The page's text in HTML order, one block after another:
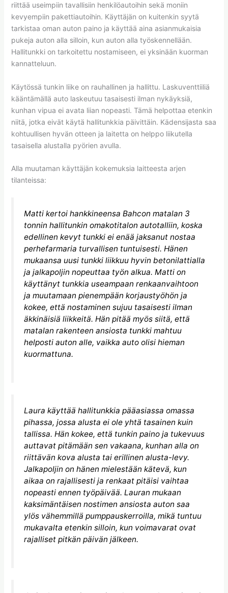
riittää useimpiin tavallisiin henkilöautoihin sekä moniin
kevyempiin pakettiautoihin. Käyttäjän on kuitenkin syytä
tarkistaa oman auton paino ja käyttää aina asianmukaisia
pukeja auton alla silloin, kun auton alla työskennellään.
Hallitunkki on tarkoitettu nostamiseen, ei yksinään kuorman
kannatteluun.
Käytössä tunkin liike on rauhallinen ja hallittu. Laskuventtiiliä
kääntämällä auto laskeutuu tasaisesti ilman nykäyksiä,
kunhan vipua ei avata liian nopeasti. Tämä helpottaa etenkin
niitä, jotka eivät käytä hallitunkkia päivittäin. Kädensijasta saa
kohtuullisen hyvän otteen ja laitetta on helppo liikutella
tasaisella alustalla pyörien avulla.
Alla muutaman käyttäjän kokemuksia laitteesta arjen
tilanteissa:
Matti kertoi hankkineensa Bahcon matalan 3
tonnin hallitunkin omakotitalon autotalliin, koska
edellinen kevyt tunkki ei enää jaksanut nostaa
perhefarmaria turvallisen tuntuisesti. Hänen
mukaansa uusi tunkki liikkuu hyvin betonilattialla
ja jalkapoljin nopeuttaa työn alkua. Matti on
käyttänyt tunkkia useampaan renkaanvaihtoon
ja muutamaan pienempään korjaustyöhön ja
kokee, että nostaminen sujuu tasaisesti ilman
äkkinäisiä liikkeitä. Hän pitää myös siitä, että
matalan rakenteen ansiosta tunkki mahtuu
helposti auton alle, vaikka auto olisi hieman
kuormattuna.
Laura käyttää hallitunkkia pääasiassa omassa
pihassa, jossa alusta ei ole yhtä tasainen kuin
tallissa. Hän kokee, että tunkin paino ja tukevuus
auttavat pitämään sen vakaana, kunhan alla on
riittävän kova alusta tai erillinen alusta-levy.
Jalkapoljin on hänen mielestään kätevä, kun
aikaa on rajallisesti ja renkaat pitäisi vaihtaa
nopeasti ennen työpäivää. Lauran mukaan
kaksimäntäisen nostimen ansiosta auton saa
ylös vähemmillä pumppauskerroilla, mikä tuntuu
mukavalta etenkin silloin, kun voimavarat ovat
rajalliset pitkän päivän jälkeen.